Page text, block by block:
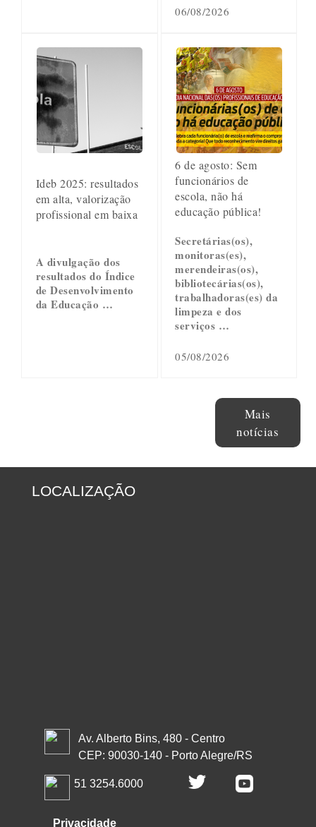
06/08/2026
Ideb 2025: resultados
em alta, valorização
profissional em baixa
A divulgação dos
resultados do Índice
de Desenvolvimento
da Educação …
6 de agosto: Sem
funcionários de
escola, não há
educação pública!
Secretárias(os),
monitoras(es),
merendeiras(os),
bibliotecárias(os),
trabalhadoras(es) da
limpeza e dos
serviços …
05/08/2026
Mais
notícias
LOCALIZAÇÃO
Av. Alberto Bins, 480 - Centro
CEP: 90030-140 - Porto Alegre/RS
51 3254.6000
Privacidade